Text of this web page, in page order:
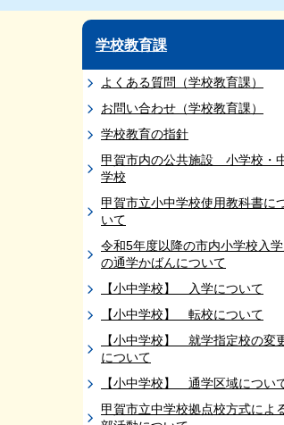
学校教育課
よくある質問（学校教育課）
お問い合わせ（学校教育課）
学校教育の指針
甲賀市内の公共施設 小学校・
学校
甲賀市立小中学校使用教科書に
いて
令和5年度以降の市内小学校入
の通学かばんについて
【小中学校】 入学について
【小中学校】 転校について
【小中学校】 就学指定校の変
について
【小中学校】 通学区域につい
甲賀市立中学校拠点校方式によ